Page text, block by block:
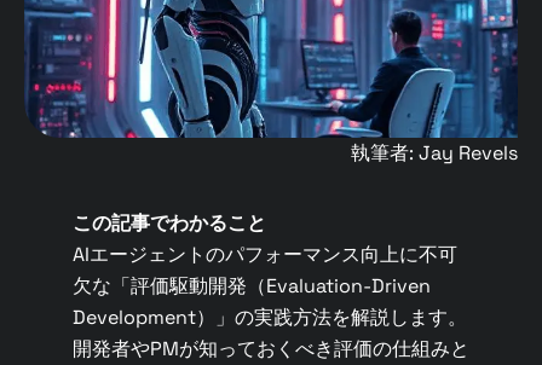
執筆者: Jay Revels
この記事でわかること
AIエージェントのパフォーマンス向上に不可
欠な「評価駆動開発（Evaluation-Driven
Development）」の実践方法を解説します。
開発者やPMが知っておくべき評価の仕組みと